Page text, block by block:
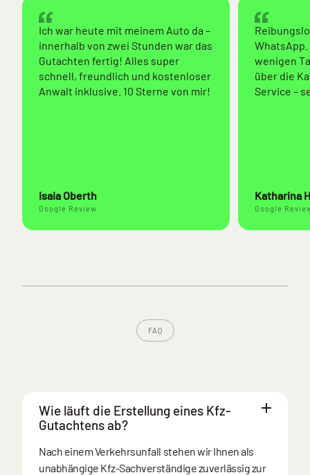
Ich war heute mit meinem Auto da –
innerhalb von zwei Stunden war das
Gutachten fertig! Alles super
schnell, freundlich und kostenloser
Anwalt inklusive. 10 Sterne von mir!
Isaia Oberth
Google Review
wenigen
über die
Service –
Katharina
Google
FAQ
Wie läuft die Erstellung eines Kfz-
Gutachtens ab?
Nach einem Verkehrsunfall stehen wir Ihnen als
unabhängige Kfz-Sachverständige zuverlässig zur